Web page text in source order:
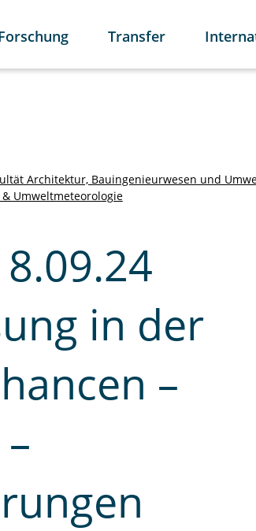
Transfer
Architektur, Bauingenieurwesen und
Umweltmeteorologie
in der
–